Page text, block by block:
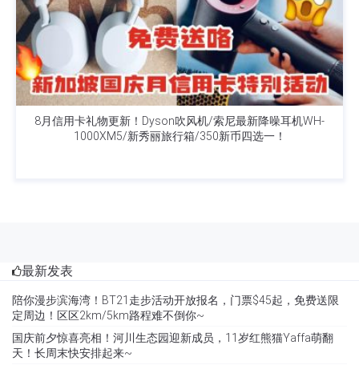
8月信用卡礼物更新！Dyson吹风机/索尼最新降噪耳机WH-
1000XM5/新秀丽旅行箱/350新币四选一！
最新发表
陪你漫步滨海湾！BT21走步活动开放报名，门票$45起，免费送限
定周边！区区2km/5km路程难不倒你~
国庆前夕惊喜亮相！河川生态园迎新成员，11岁红熊猫Yaffa萌翻
天！长周末快安排起来~